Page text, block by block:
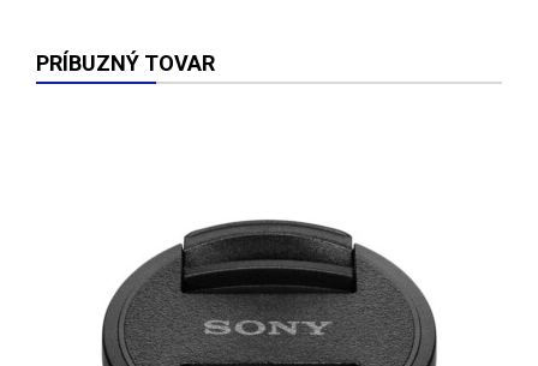
PRÍBUZNÝ TOVAR